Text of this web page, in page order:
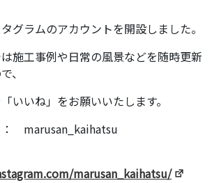
グラムのアカウントを開設しました。
施工事例や日常の風景などを随時更新
、
いいね」をお願いいたします。
marusan_kaihatsu
marusan_kaihatsu/